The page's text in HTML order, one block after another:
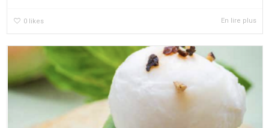
0 likes En lire plus